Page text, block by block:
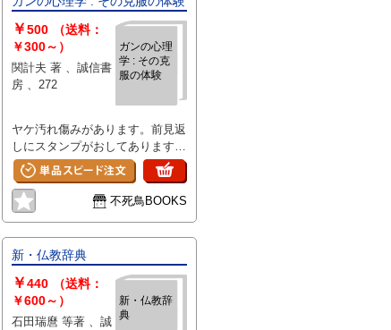
ガンの心理
学 : その克
服の体験
￥500
（送料：
￥300～）
関計夫 著 、誠信書
房 、272
ヤケ汚れ傷みがあります。前見返
しにスタンプがおしてあります。
カバー縁に傷みがあります。
不死鳥BOOKS
新・仏教辞典
新・仏教辞
典
￥440
（送料：
￥600～）
石田瑞麿 等著 、誠